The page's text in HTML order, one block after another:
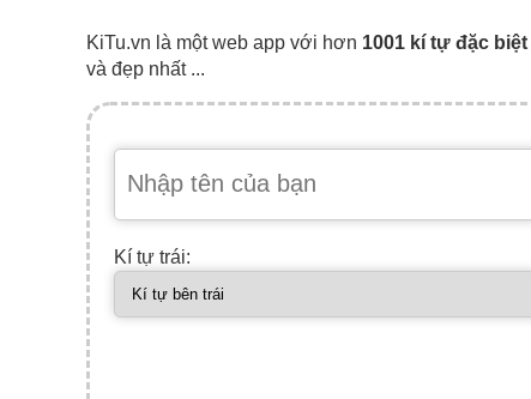
KiTu.vn là một web app với hơn 1001 kí tự đặc biệt
và đẹp nhất ...
Kí tự trái: